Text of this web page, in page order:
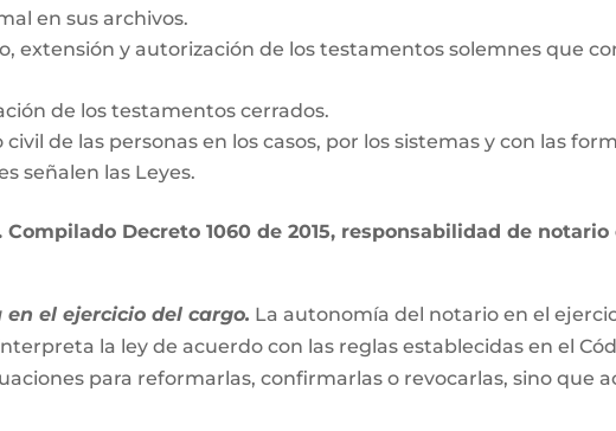
en sus archivos.
extensión y autorización de los testamentos solemnes que
de los testamentos cerrados.
de las personas en los casos, por los sistemas y con las
señalen las Leyes.
Compilado Decreto 1060 de 2015, responsabilidad de
el ejercicio del cargo. La autonomía del notario en el
la ley de acuerdo con las reglas establecidas en el
para reformarlas, confirmarlas o revocarlas, sino que